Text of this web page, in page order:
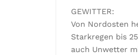
GEWITTER:
Von Nordosten
Starkregen bis
auch Unwetter